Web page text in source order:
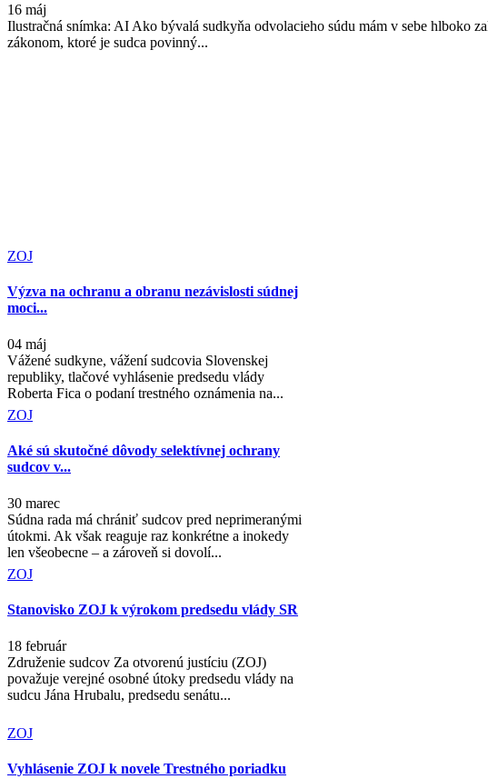
16 máj
Ilustračná snímka: AI Ako bývalá sudkyňa odvolacieho súdu mám v sebe hlboko
zákonom, ktoré je sudca povinný...
ZOJ
Výzva na ochranu a obranu nezávislosti súdnej
moci...
04 máj
Vážené sudkyne, vážení sudcovia Slovenskej
republiky, tlačové vyhlásenie predsedu vlády
Roberta Fica o podaní trestného oznámenia na...
ZOJ
Aké sú skutočné dôvody selektívnej ochrany
sudcov v...
30 marec
Súdna rada má chrániť sudcov pred neprimeranými
útokmi. Ak však reaguje raz konkrétne a inokedy
len všeobecne – a zároveň si dovolí...
ZOJ
Stanovisko ZOJ k výrokom predsedu vlády SR
18 február
Združenie sudcov Za otvorenú justíciu (ZOJ)
považuje verejné osobné útoky predsedu vlády na
sudcu Jána Hrubalu, predsedu senátu...
ZOJ
Vyhlásenie ZOJ k novele Trestného poriadku